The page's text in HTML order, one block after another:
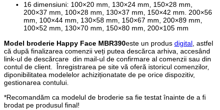
16 dimensiuni: 100×20 mm, 130×24 mm, 150×28 mm,
200×37 mm, 100×28 mm, 130×37 mm, 150×42 mm. 200×56
mm, 100×44 mm, 130×58 mm, 150×67 mm, 200×89 mm,
100×52 mm, 130×70 mm, 150×80 mm, 200×105 mm
Model broderie Happy Face MBR390este un produs digital , astfel
că după finalizarea comenzii veți putea descărca arhiva, accesând
link-ul de descărcare din mail-ul de confirmare al comenzii sau din
contul de client. Înregistrarea pe site vă oferă istoricul comenzilor,
diponibilitatea modelelor achiziționatate de pe orice dispozitiv,
gestionarea contului.
*Recomandăm ca modelul de broderie sa fie testat înainte de a fi
brodat pe produsul final!